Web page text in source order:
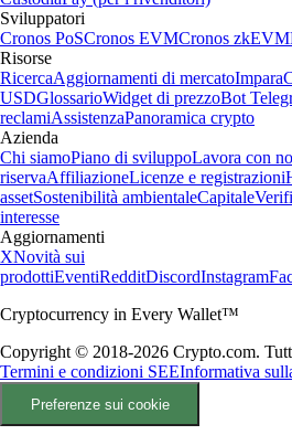
Sviluppatori
Cronos PoSCronos EVMCronos zkEVM
Risorse
RicercaAggiornamenti di mercatoImpara
USDGlossarioWidget di prezzoBot
reclamiAssistenzaPanoramica crypto
Azienda
Chi siamoPiano di sviluppoLavora con
riservaAffiliazioneLicenze e registrazioni
assetSostenibilità ambientaleCapitale
interesse
Aggiornamenti
XNovità sui
prodottiEventiRedditDiscordInstagram
Cryptocurrency in Every Wallet™
Copyright © 2018-2026 Crypto.com.
Termini e condizioni SEEInformativa
Preferenze sui cookie